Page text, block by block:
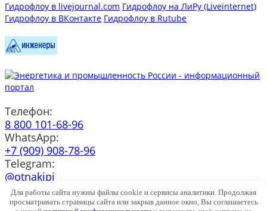
Гидрофлоу в livejournal.com Гидрофлоу на ЛиРу (Liveinternet)
Гидрофлоу в ВКонтакте Гидрофлоу в Rutube
Телефон:
8 800 101-68-96
WhatsApp:
+7 (909) 908-78-96
Telegram:
@otnakipi
e-mail:
info@h-flow.ru
Для работы сайта нужны файлы cookie и сервисы аналитики. Продолжая
просматривать страницы сайта или закрыв данное окно, Вы соглашаетесь